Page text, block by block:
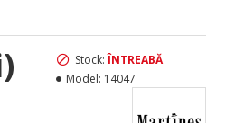
Stock: ÎNTREABĂ
Model: 14047